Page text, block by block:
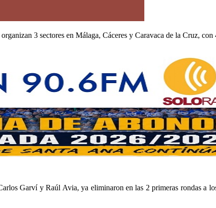
3 sectores en Málaga, Cáceres y Caravaca de la Cruz, con
Garví y Raúl Avia, ya eliminaron en las 2 primeras rondas a